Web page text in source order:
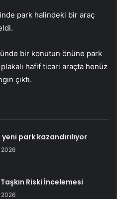
park halindeki bir araç
bir konutun önüne park
hafif ticari araçta henüz
çıktı.
yeni park kazandırılıyor
2026
Riski İncelemesi
2026